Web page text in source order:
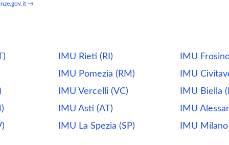
→
IMU Rieti (RI)
IMU
IMU Pomezia (RM)
IMU
IMU Vercelli (VC)
IMU Biella
IMU Asti (AT)
IMU
IMU La Spezia (SP) IMU